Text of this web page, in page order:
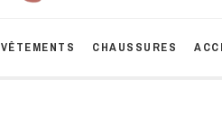
VÊTEMENTS CHAUSSURES